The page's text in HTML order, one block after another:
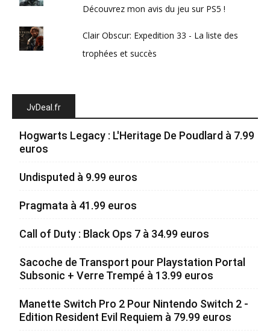
Découvrez mon avis du jeu sur PS5 !
Clair Obscur: Expedition 33 - La liste des
trophées et succès
JvDeal.fr
Hogwarts Legacy : L'Heritage De Poudlard à 7.99
euros
Undisputed à 9.99 euros
Pragmata à 41.99 euros
Call of Duty : Black Ops 7 à 34.99 euros
Sacoche de Transport pour Playstation Portal
Subsonic + Verre Trempé à 13.99 euros
Manette Switch Pro 2 Pour Nintendo Switch 2 -
Edition Resident Evil Requiem à 79.99 euros